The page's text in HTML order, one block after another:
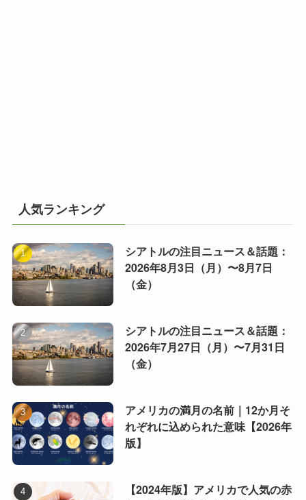
人気ランキング
シアトルの注目ニュース＆話題：
2026年8月3日（月）〜8月7日
（金）
シアトルの注目ニュース＆話題：
2026年7月27日（月）〜7月31日
（金）
アメリカの満月の名前｜12か月そ
れぞれに込められた意味【2026年
版】
【2024年版】アメリカで人気の赤